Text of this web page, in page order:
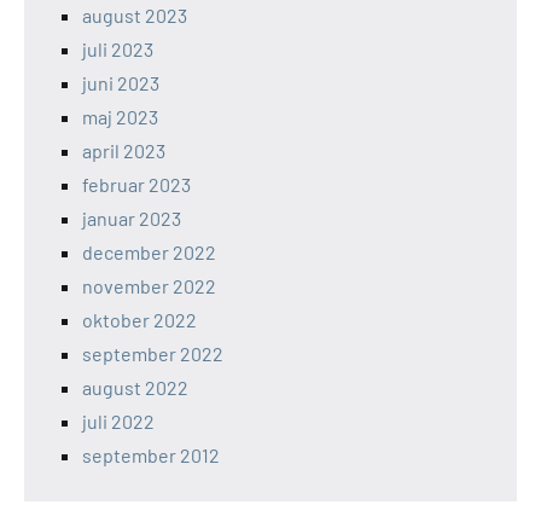
august 2023
juli 2023
juni 2023
maj 2023
april 2023
februar 2023
januar 2023
december 2022
november 2022
oktober 2022
september 2022
august 2022
juli 2022
september 2012